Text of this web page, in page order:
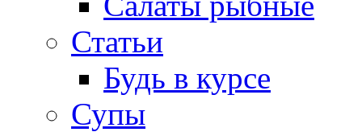
Статьи
Будь в курсе
Супы